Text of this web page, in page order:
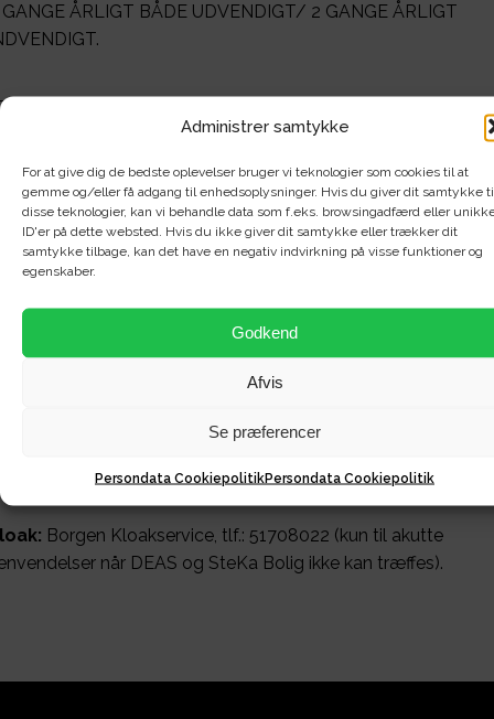
Administrer samtykke
For at give dig de bedste oplevelser bruger vi teknologier som cookies til at
gemme og/eller få adgang til enhedsoplysninger. Hvis du giver dit samtykke
disse teknologier, kan vi behandle data som f.eks. browsingadfærd eller
ID'er på dette websted. Hvis du ikke giver dit samtykke eller trækker dit
samtykke tilbage, kan det have en negativ indvirkning på visse funktioner og
egenskaber.
Godkend
Afvis
Se præferencer
Persondata CookiepolitikPersondata Cookiepolitik
ÅRLIGT BÅDE UDVENDIGT/ 2 GANGE ÅRLIGT
DEAS, tlf.: 39466956 (ved administrative
i bunden af opgangene.
når DEAS og SteKa Bolig ikke kan træffes).
Borgen Kloakservice, tlf.: 51708022 (kun til akutte
når DEAS og SteKa Bolig ikke kan træffes).